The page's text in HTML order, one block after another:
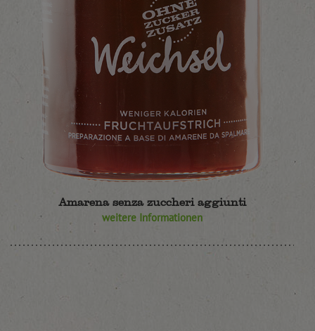
Amarena senza zuccheri aggiunti
weitere Informationen